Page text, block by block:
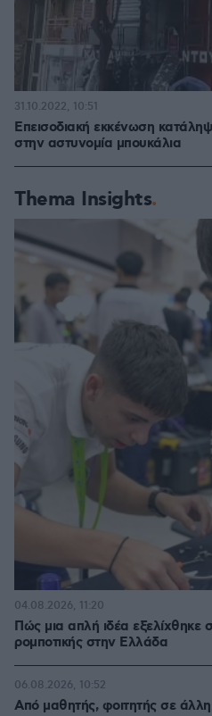
Επεισοδιακή εκκένωση
στην αστυνομία μπουκάλια
31.10.2022, 10:51
Thema Insights
Πώς μια απλή ιδέα εξελίχθηκε
ρομποτικής στην Ελλάδα
04.08.2026, 11:20
Από μαθητής, φοιτητής σε
06.08.2026, 10:52